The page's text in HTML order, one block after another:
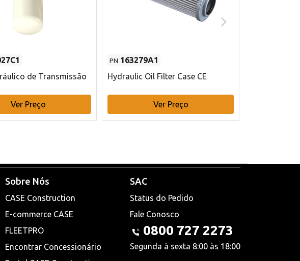
de Transmissão
Ver Preço
PN 163279A1
Hydraulic Oil Filter Case CE
Ver Preço
Sobre Nós
CASE Construction
E-commerce CASE
FLEETPRO
Encontrar Concessionário
SAC
Status do Pedido
Fale Conosco
0800 727 2273
Segunda à sexta 8:00 às 18:00